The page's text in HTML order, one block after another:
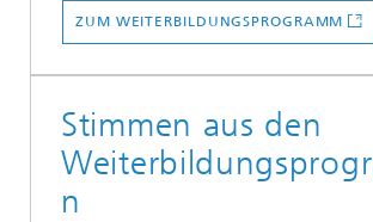
ZUM WEITERBILDUNGSPROGRAMM
Stimmen aus den
n